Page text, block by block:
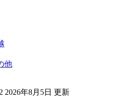
他
2026年8月5日 更新